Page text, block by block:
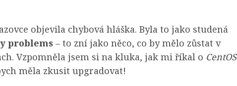
objevila chybová hláška. Byla to jako studená
problems – to zní jako něco, co by mělo zůstat v
Vzpomněla jsem si na kluka, jak mi říkal o CentOS
měla zkusit upgradovat!